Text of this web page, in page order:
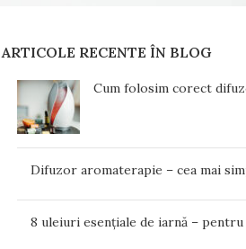
ARTICOLE RECENTE ÎN BLOG
Cum folosim corect
Difuzor aromaterapie – cea mai
8 uleiuri esențiale de iarnă –